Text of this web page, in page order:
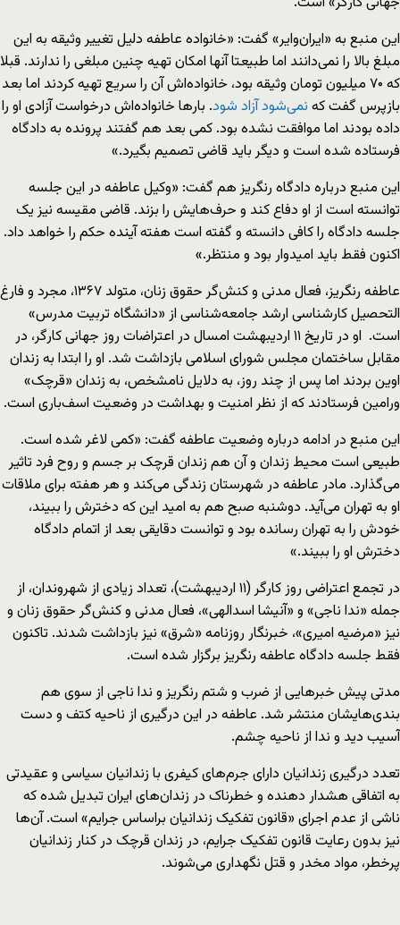
این منبع به «ایران‌وایر» گفت: «خانواده عاطفه دلیل تغییر وثیقه به این
مبلغ بالا را نمی‌دانند اما طبیعتا آن‎ها امکان تهیه چنین مبلغی را ندارند. قبلا
که ۷۰ میلیون تومان وثیقه بود، خانواده‌اش آن را سریع تهیه کردند اما بعد
بازپرس گفت که نمی‌شود آزاد شود. بارها خانواده‌اش درخواست آزادی او را
داده بودند اما موافقت نشده بود. کمی بعد هم گفتند پرونده به دادگاه
فرستاده شده است و دیگر باید قاضی تصمیم بگیرد.»
این منبع درباره دادگاه رنگریز هم گفت: «وکیل عاطفه در این جلسه
توانسته است از او دفاع کند و حرف‌هایش را بزند. قاضی مقیسه نیز یک
جلسه دادگاه را کافی دانسته و گفته است هفته آینده حکم را خواهد داد.
اکنون فقط باید امیدوار بود و منتظر.»
عاطفه رنگریز، فعال مدنی و کنش‌گر حقوق زنان، متولد ۱۳۶۷، مجرد و فارغ
التحصیل کارشناسی ارشد جامعه‌شناسی از «دانشگاه تربیت مدرس»
است. او در تاریخ ۱۱ اردیبهشت امسال در اعتراضات روز جهانی کارگر، در
مقابل ساختمان مجلس شورای اسلامی بازداشت شد. او را ابتدا به زندان
اوین بردند اما پس از چند روز، به دلایل نامشخص، به زندان «قرچک»
ورامین فرستادند که از نظر امنیت و بهداشت در وضعیت اسف‌باری است.
این منبع در ادامه درباره وضعیت عاطفه گفت:‌ «کمی لاغر شده است.
طبیعی است محیط زندان و آن هم زندان قرچک بر جسم و روح فرد تاثیر
می‌گذارد. مادر عاطفه در شهرستان زندگی می‌کند و هر هفته برای ملاقات
او به تهران می‌آید. دوشنبه صبح هم به امید این که دخترش را ببیند،
خودش را به تهران رسانده بود و توانست دقایقی بعد از اتمام دادگاه
دخترش او را ببیند.»
در تجمع اعتراضی روز کارگر (۱۱ اردیبهشت)، تعداد زیادی از شهروندان، از
جمله «ندا ناجی» و «آنیشا اسدالهی»، فعال مدنی و کنش‌گر حقوق زنان و
نیز «مرضیه امیری»، خبرنگار روزنامه «شرق» نیز بازداشت شدند. تاکنون
فقط جلسه دادگاه عاطفه رنگریز برگزار شده است.
مدتی پیش خبرهایی از ضرب و شتم رنگریز و ندا ناجی از سوی هم
بندی‌هایشان منتشر شد. عاطفه در این درگیری از ناحیه کتف و دست
آسیب دید و ندا از ناحیه چشم.
تعدد درگیری‌ زندانیان دارای جرم‌های کیفری با زندانیان سیاسی و عقیدتی
به اتفاقی هشدار دهنده و خطرناک در زندان‌های ایران تبدیل شده که
ناشی از عدم اجرای «قانون تفکیک زندانیان براساس جرایم» است. آن‌ها
نیز بدون رعایت قانون تفکیک جرایم، در زندان قرچک در کنار زندانیان
پرخطر، مواد مخدر و قتل نگه‎داری می‌شوند.